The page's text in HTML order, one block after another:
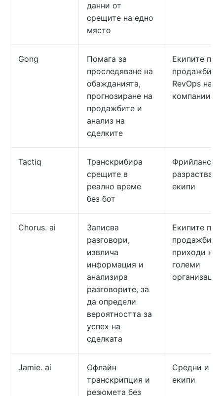
данни от
срещите на едно
място
Gong
Помага за
проследяване на
обажданията,
прогнозиране на
продажбите и
анализ на
сделките
Екипите по
продажби и
RevOps на
компании
Tactiq
Транскрибира
срещите в
реално време
без бот
екипи
Chorus. ai
Записва
разговори,
извлича
информация и
анализира
разговорите, за
да определи
вероятността за
успех на
сделката
Екипите по
продажби и
приходи на
големи
Jamie. ai
Офлайн
транскрипция и
резюмета без
Средни и
екипи